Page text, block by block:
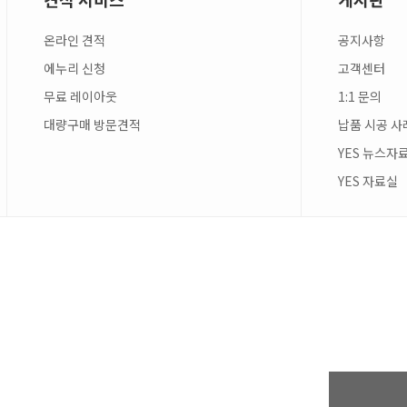
온라인 견적
에누리 신청
무료 레이아웃
대량구매 방문견적
공지사항
고객센터
1:1 문의
납품 시공 사
YES 뉴스자
YES 자료실